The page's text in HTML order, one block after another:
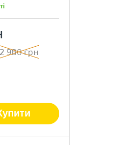
2 980 грн